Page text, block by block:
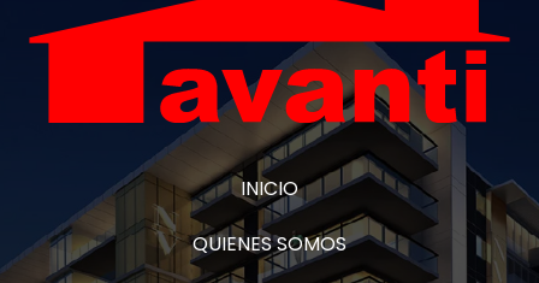
INICIO
QUIENES SOMOS